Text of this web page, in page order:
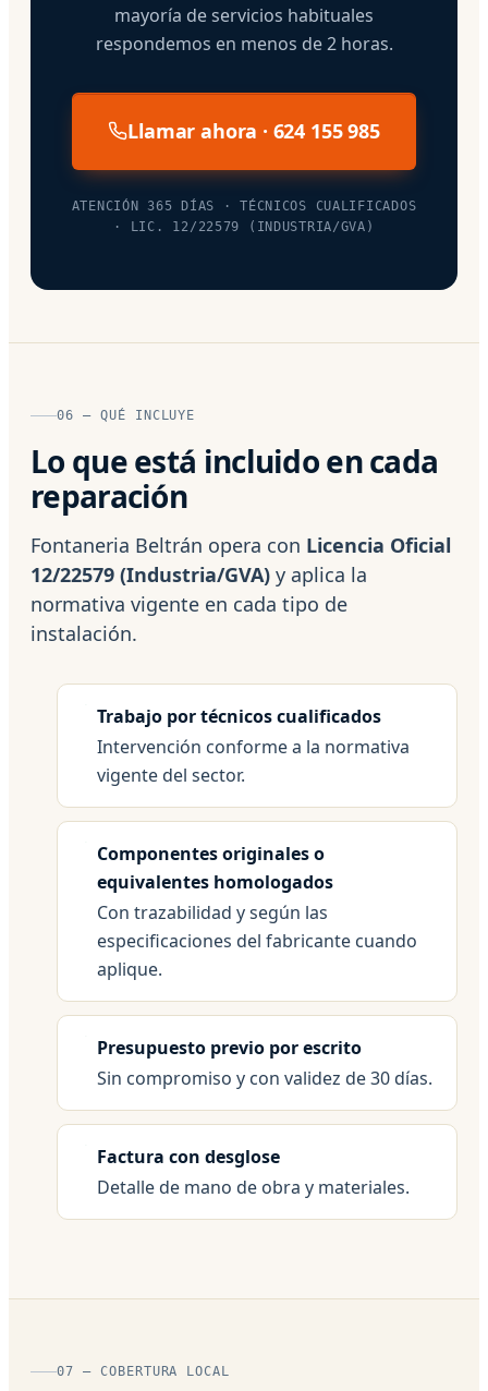
mayoría de servicios habituales
respondemos en menos de 2 horas.
Llamar ahora · 624 155 985
ATENCIÓN 365 DÍAS · TÉCNICOS CUALIFICADOS
· LIC. 12/22579 (INDUSTRIA/GVA)
06 — QUÉ INCLUYE
Lo que está incluido en cada
reparación
Fontaneria Beltrán opera con Licencia Oficial
12/22579 (Industria/GVA) y aplica la
normativa vigente en cada tipo de
instalación.
Trabajo por técnicos cualificados
Intervención conforme a la normativa
vigente del sector.
Componentes originales o
equivalentes homologados
Con trazabilidad y según las
especificaciones del fabricante cuando
aplique.
Presupuesto previo por escrito
Sin compromiso y con validez de 30 días.
Factura con desglose
Detalle de mano de obra y materiales.
07 — COBERTURA LOCAL